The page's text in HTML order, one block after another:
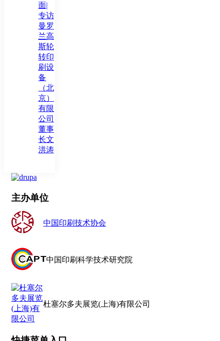
面|
专访
曼罗
兰高
斯轮
转印
刷设
备
（北
京）
有限
公司
董事
长文
洪涛
主办单位
中国印刷技术协会
中国印刷科学技术研究院
杜塞尔多夫展览(上海)有限公司